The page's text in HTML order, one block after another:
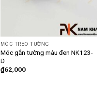
MÓC TREO TƯỜNG
Móc gắn tường màu đen NK123-
D
₫62,000